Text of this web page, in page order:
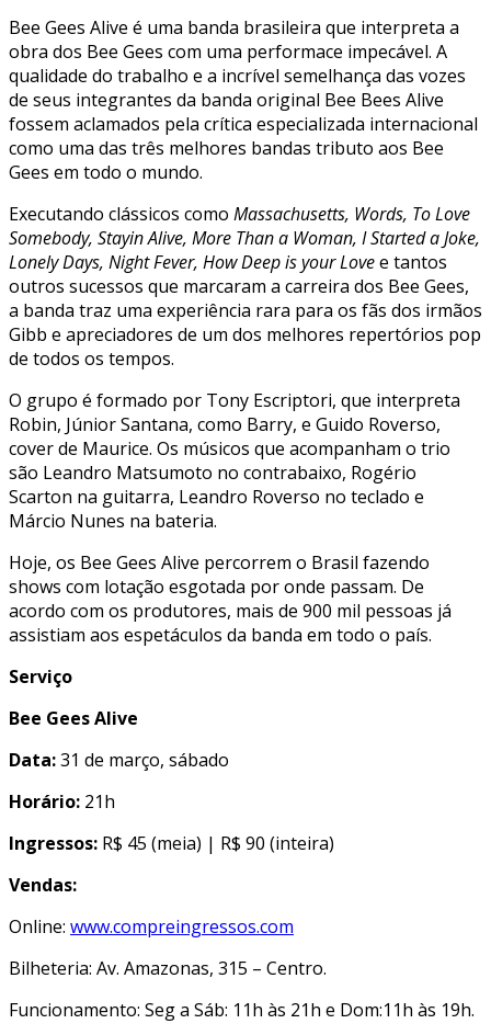
Bee Gees Alive é uma banda brasileira que interpreta a
obra dos Bee Gees com uma performace impecável. A
qualidade do trabalho e a incrível semelhança das vozes
de seus integrantes da banda original Bee Bees Alive
fossem aclamados pela crítica especializada internacional
como uma das três melhores bandas tributo aos Bee
Gees em todo o mundo.
Executando clássicos como Massachusetts, Words, To Love
Somebody, Stayin Alive, More Than a Woman, I Started a Joke,
Lonely Days, Night Fever, How Deep is your Lovee tantos
outros sucessos que marcaram a carreira dos Bee Gees,
a banda traz uma experiência rara para os fãs dos irmãos
Gibb e apreciadores de um dos melhores repertórios pop
de todos os tempos.
O grupo é formado por Tony Escriptori, que interpreta
Robin, Júnior Santana, como Barry, e Guido Roverso,
cover de Maurice. Os músicos que acompanham o trio
são Leandro Matsumoto no contrabaixo, Rogério
Scarton na guitarra, Leandro Roverso no teclado e
Márcio Nunes na bateria.
Hoje, os Bee Gees Alive percorrem o Brasil fazendo
shows com lotação esgotada por onde passam. De
acordo com os produtores, mais de 900 mil pessoas já
assistiam aos espetáculos da banda em todo o país.
Serviço
Bee Gees Alive
Data:31 de março, sábado
Horário: 21h
Ingressos: R$ 45 (meia) | R$ 90 (inteira)
Vendas:
Online: www.compreingressos.com
Bilheteria: Av. Amazonas, 315 – Centro.
Funcionamento: Seg a Sáb: 11h às 21h e Dom:11h às 19h.